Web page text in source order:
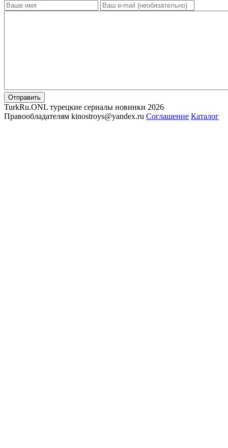
Отправить
TurkRu.ONL турецкие сериалы новинки 2026
Правообладателям kinostroys@yandex.ru Соглашение Каталог